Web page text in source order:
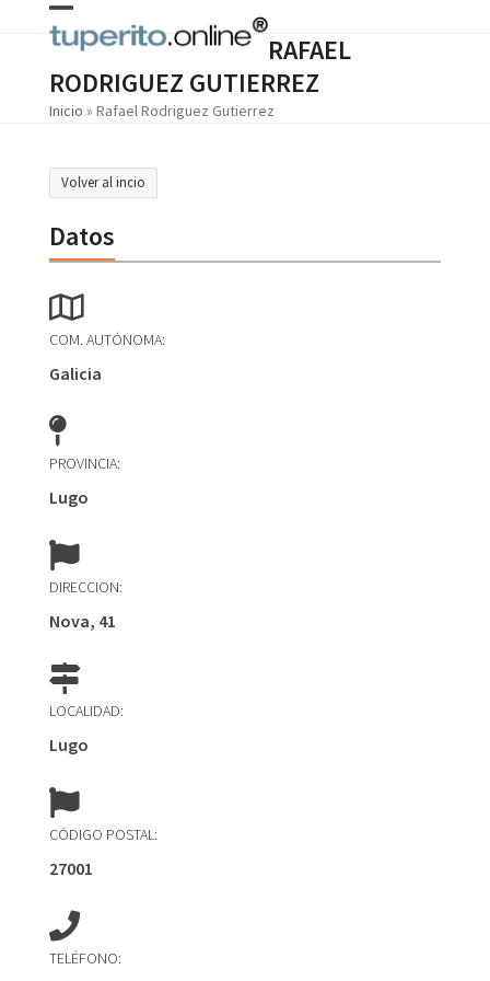
Open
mobile
menu
Close
mobile
menu
RAFAEL
RODRIGUEZ GUTIERREZ
Inicio » Rafael Rodriguez Gutierrez
Volver al incio
Datos
COM. AUTÓNOMA:
Galicia
PROVINCIA:
Lugo
DIRECCION:
Nova, 41
LOCALIDAD:
Lugo
CÓDIGO POSTAL:
27001
TELÉFONO: